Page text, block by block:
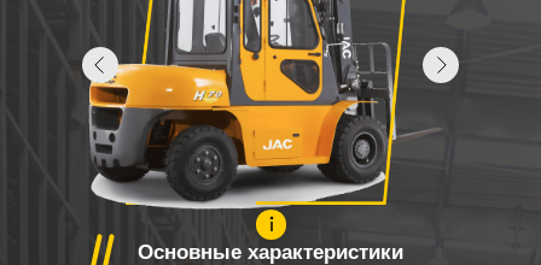
Бензиновый вилочный погрузчик JAC
В НАЛИЧИИ
Основные характеристики